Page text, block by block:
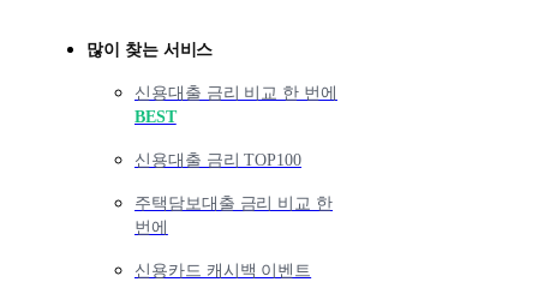
많이 찾는 서비스
신용대출 금리 비교 한 번에
BEST
신용대출 금리 TOP100
주택담보대출 금리 비교 한
번에
신용카드 캐시백 이벤트